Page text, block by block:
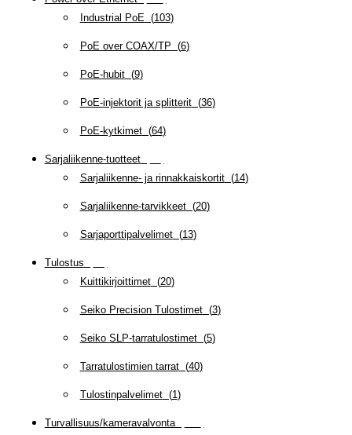
Industrial PoE(103)
PoE over COAX/TP (6)
PoE-hubit(9)
PoE-injektorit ja splitterit(36)
PoE-kytkimet(64)
Sarjaliikenne-tuotteet(
Sarjaliikenne- ja rinnakkaiskortit(14)
Sarjaliikenne-tarvikkeet(20)
Sarjaporttipalvelimet(13)
Tulostus
Kuittikirjoittimet(20)
Seiko Precision Tulostimet(3)
Seiko SLP-tarratulostimet(5)
Tarratulostimien tarrat(40)
Tulostinpalvelimet(1)
Turvallisuus/kameravalvonta(